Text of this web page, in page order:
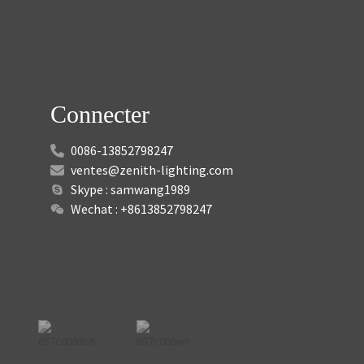
Connecter
0086-13852798247
ventes@zenith-lighting.com
Skype : samwang1989
Wechat : +8613852798247